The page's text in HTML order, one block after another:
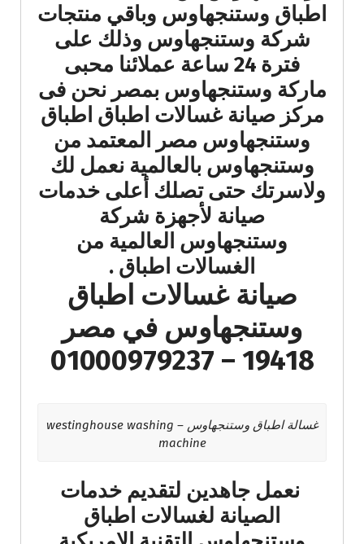
اطباق وستنجهاوس وباقي منتجات
شركة وستنجهاوس وذلك على
فترة 24 ساعة عملائنا محبى
ماركة وستنجهاوس بمصر نحن فى
مركز صيانة غسالات اطباق اطباق
وستنجهاوس مصر المعتمد من
وستنجهاوس بالعالمية نعمل لك
ولاسرتك حتى تصلك أعلى خدمات
صيانة لأجهزة شركة
وستنجهاوس العالمية من
الغسالات اطباق .
صيانة غسالات اطباق
وستنجهاوس في مصر
19418 – 01000979237
غسالة اطباق وستنجهاوس – westinghouse washing
machine
نعمل جاهدين لتقديم خدمات
الصيانة لغسالات اطباق